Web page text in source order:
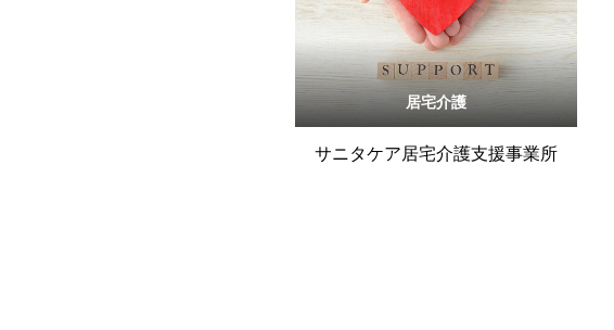
居宅介護
サニタケア居宅介護支援事業所